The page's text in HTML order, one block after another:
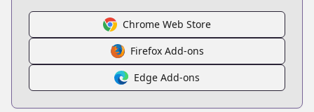
Chrome Web Store
Firefox Add-ons
Edge Add-ons